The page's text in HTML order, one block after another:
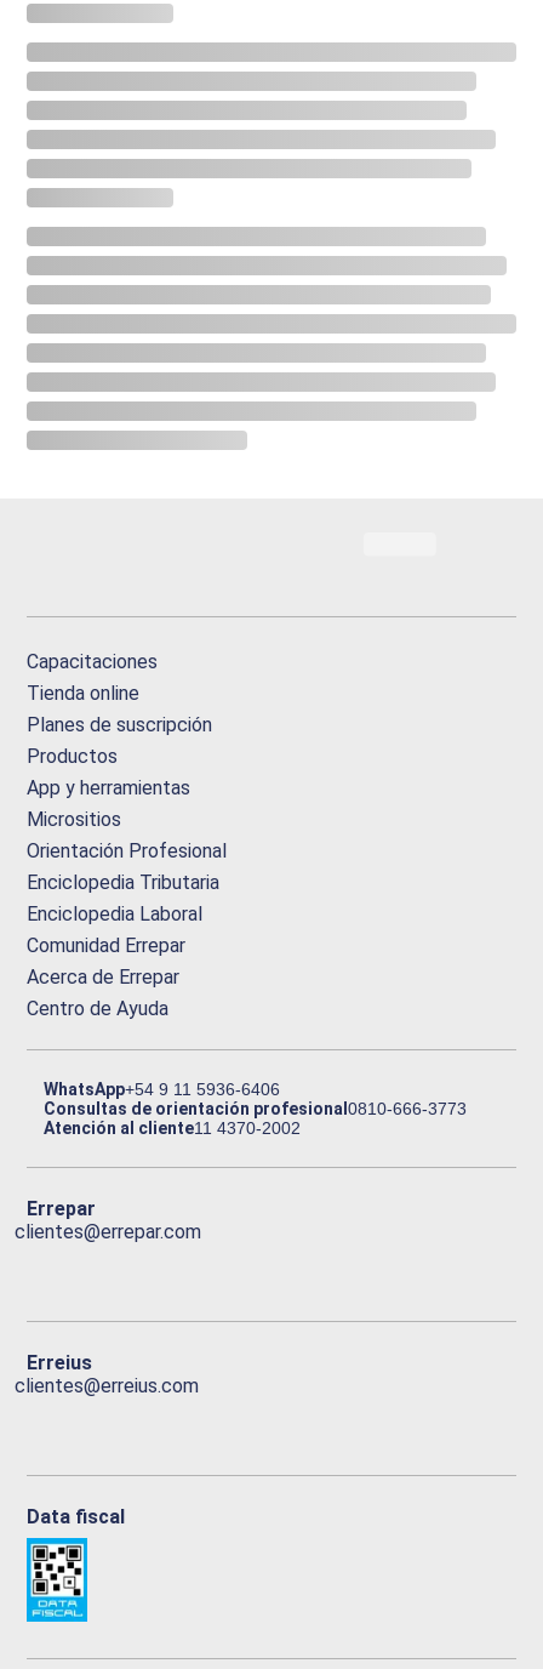
Capacitaciones
Tienda online
Planes de suscripción
Productos
App y herramientas
Micrositios
Orientación Profesional
Enciclopedia Tributaria
Enciclopedia Laboral
Comunidad Errepar
Acerca de Errepar
Centro de Ayuda
WhatsApp+54 9 11 5936-6406
Consultas de orientación profesional0810-666-3773
Atención al cliente11 4370-2002
Errepar
clientes@errepar.com
Erreius
clientes@erreius.com
Data fiscal